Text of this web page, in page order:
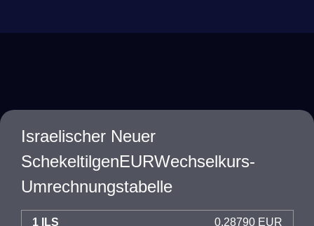
Israelischer Neuer
SchekeltilgenEURWechselkurs-
Umrechnungstabelle
1 ILS 0.28790 EUR